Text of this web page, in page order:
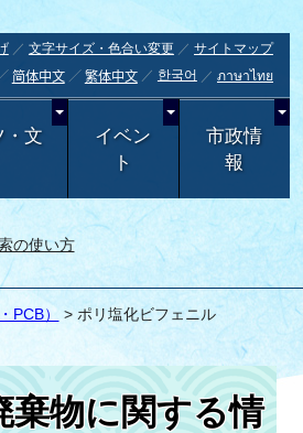
文字サイズ・色合い変更
サイトマップ
简体中文
繁体中文 한국어 ภาษาไทย
・文
イベン
ト
市政情
報
の使い方
PCB） > ポリ塩化ビフェニル
棄物に関する情